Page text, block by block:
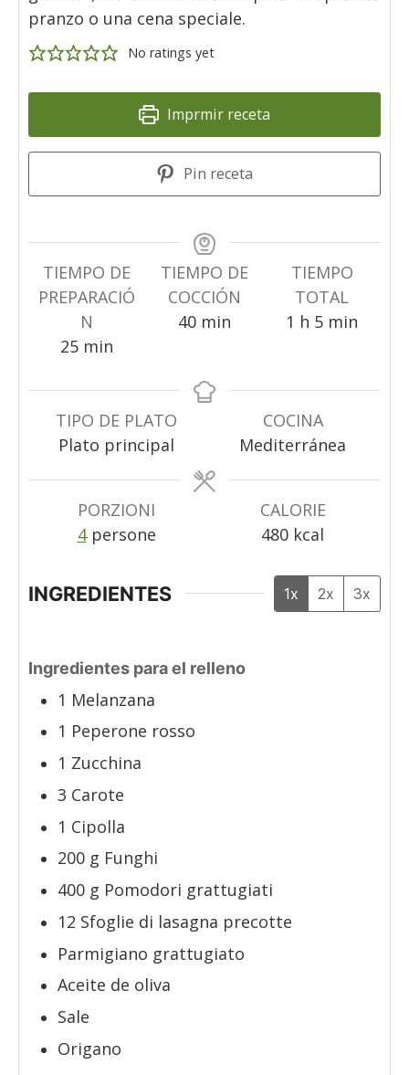
pranzo o una cena speciale.
No ratings yet
Imprmir receta
Pin receta
TIEMPO DE
PREPARACIÓ
N
25minuti
min
TIEMPO DE
COCCIÓN
40minuti
min
TIEMPO
TOTAL
1 ora
h 5minuti
min
TIPO DE PLATO
Plato principal
COCINA
Mediterránea
PORZIONI
4 persone
CALORIE
480 kcal
INGREDIENTES 1x 2x 3x
Ingredientes para el relleno
1 Melanzana
1 Peperone rosso
1 Zucchina
3 Carote
1 Cipolla
200 g Funghi
400 g Pomodori grattugiati
12 Sfoglie di lasagna precotte
Parmigiano grattugiato
Aceite de oliva
Sale
Origano